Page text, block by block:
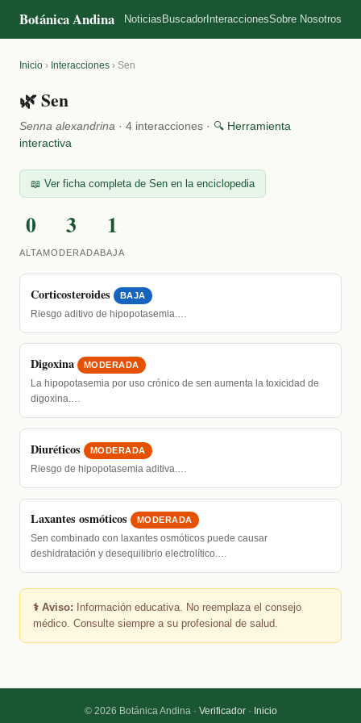
Botánica Andina Noticias Buscador InteraccionesSobre Nosotros
Inicio › Interacciones › Sen
🌿 Sen
Senna alexandrina · 4 interacciones · 🔍 Herramienta
interactiva
📖 Ver ficha completa de Sen en la enciclopedia
0
ALTA
3
MODERADA
1
BAJA
Corticosteroides BAJA
Riesgo aditivo de hipopotasemia.…
Digoxina MODERADA
La hipopotasemia por uso crónico de sen aumenta la toxicidad de
digoxina.…
Diuréticos MODERADA
Riesgo de hipopotasemia aditiva.…
Laxantes osmóticos MODERADA
Sen combinado con laxantes osmóticos puede causar
deshidratación y desequilibrio electrolítico.…
⚕️ Aviso: Información educativa. No reemplaza el consejo
médico. Consulte siempre a su profesional de salud.
© 2026 Botánica Andina · Verificador· Inicio